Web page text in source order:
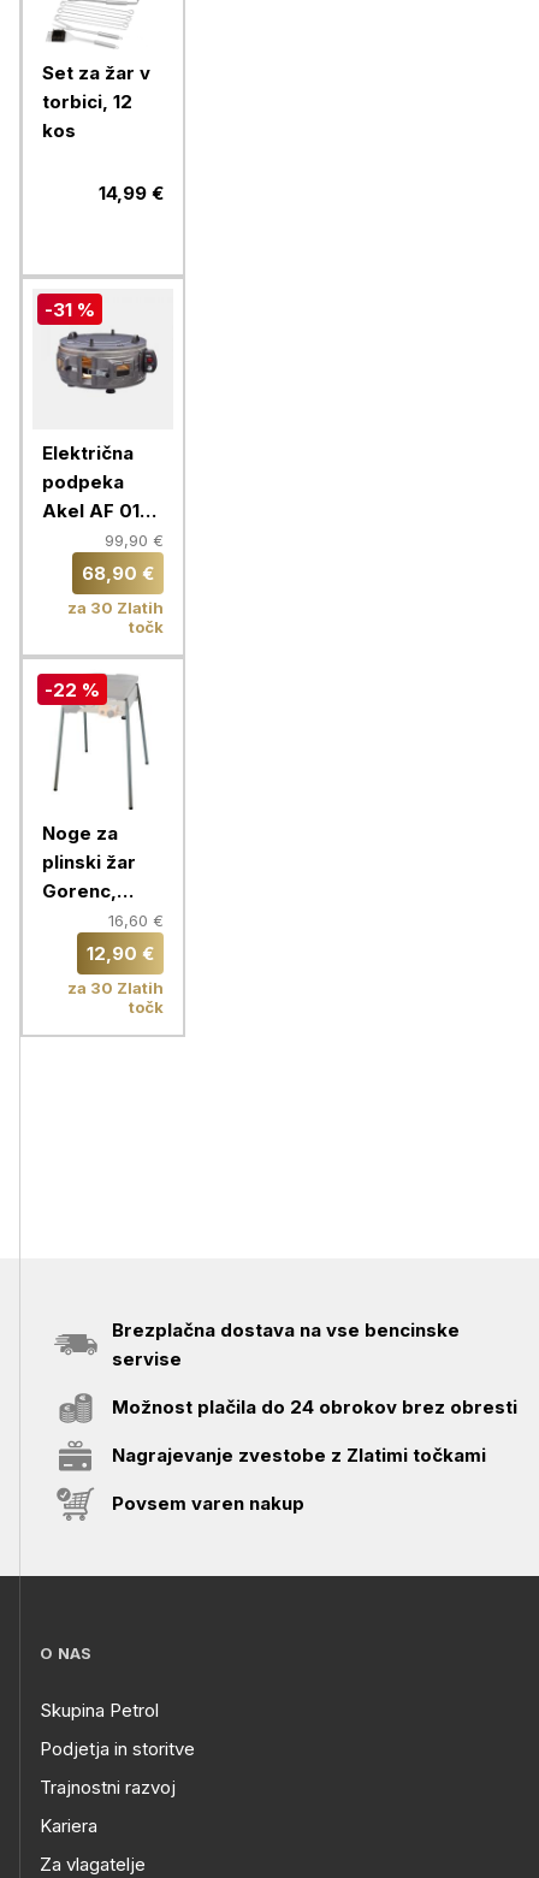
Set za žar v
torbici, 12
kos
14,99 €
-31 %
Električna
podpeka
Akel AF 016
40 CM,
srebrna
99,90 €
68,90 €
za 30 Zlatih
točk
-22 %
Noge za
plinski žar
Gorenc,
višina 70 cm
16,60 €
12,90 €
za 30 Zlatih
točk
Brezplačna dostava na vse bencinske
servise
Možnost plačila do 24 obrokov brez obresti
Nagrajevanje zvestobe z Zlatimi točkami
Povsem varen nakup
O NAS
Skupina Petrol
Podjetja in storitve
Trajnostni razvoj
Kariera
Za vlagatelje